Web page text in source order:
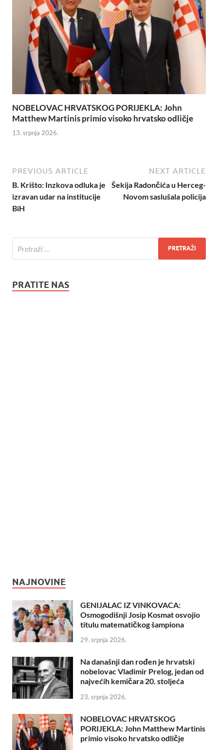
NOBELOVAC HRVATSKOG PORIJEKLA: John
Matthew Martinis primio visoko hrvatsko odličje
13. srpnja 2026.
PREVIOUS ARTICLE
B. Krišto: Inzkova odluka je
izravan udar na institucije
BiH
NEXT ARTICLE
Šekija Radončića u Herceg-
Novom saslušala policija
PRATITE NAS
NAJNOVINE
GENIJALAC IZ VINKOVACA:
Osmogodišnji Josip Kosmat osvojio
titulu matematičkog šampiona
29. srpnja 2026.
Na današnji dan rođen je hrvatski
nobelovac Vladimir Prelog, jedan od
najvećih kemičara 20. stoljeća
23. srpnja 2026.
NOBELOVAC HRVATSKOG
PORIJEKLA: John Matthew Martinis
primio visoko hrvatsko odličje